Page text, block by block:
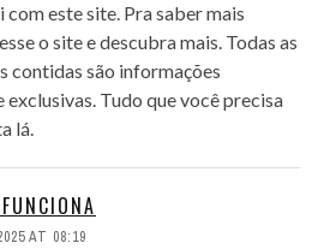
com este site. Pra saber mais
o site e descubra mais. Todas as
contidas são informações
exclusivas. Tudo que você precisa
lá.
AT 08:19